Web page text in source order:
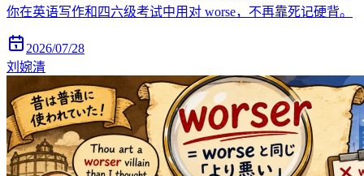
你在英语写作和四六级考试中用对 worse，不再靠死记硬背。
2026/07/28
刘婉清